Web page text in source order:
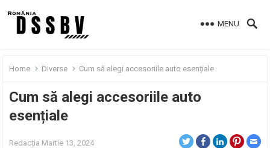
MENU
Home Diverse Cum să alegi accesoriile auto esențiale
Cum să alegi accesoriile auto
esențiale
Redacția Martie 13, 2024